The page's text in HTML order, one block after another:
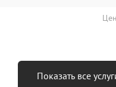
Показать все